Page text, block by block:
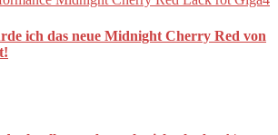
ich das neue Midnight Cherry Red von